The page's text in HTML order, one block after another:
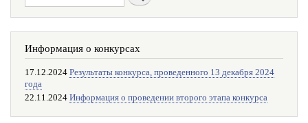
Информация о конкурсах
17.12.2024 Результаты конкурса, проведенного 13 декабря 2024
года
22.11.2024 Информация о проведении второго этапа конкурса